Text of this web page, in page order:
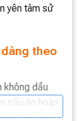
yên tâm sử
theo
không dầu
nấu ăn hoàn
chế biến